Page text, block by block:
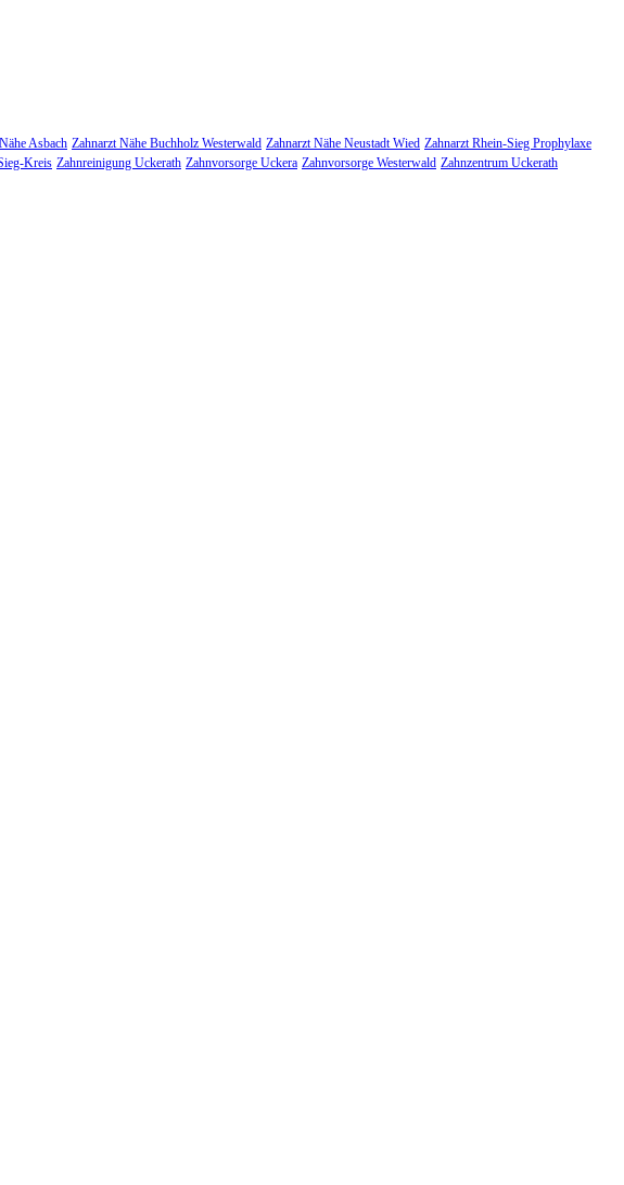
Asbach Zahnarzt Nähe Buchholz Westerwald Zahnarzt Nähe Neustadt Wied Zahnarzt Rhein-Sieg Prophylaxe
Kreis Zahnreinigung Uckerath Zahnvorsorge Uckera Zahnvorsorge Westerwald Zahnzentrum Uckerath